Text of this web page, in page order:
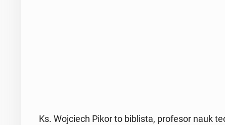
Ks. Woj­ciech Pikor to bi­bli­sta, pro­fe­sor nauk